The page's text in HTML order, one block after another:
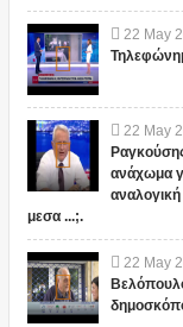
22 May
22 May
ανάχωμα
αναλογική
μεσα ...;.
22 May